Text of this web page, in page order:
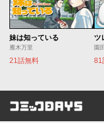
妹は知っている
雁木万里
21話無料
ツ
園
81
コミック